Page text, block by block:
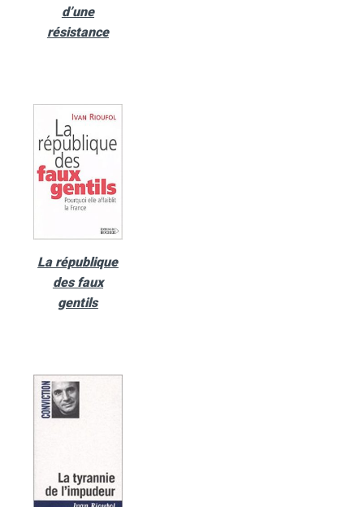
d’une
résistance
La république
des faux
gentils